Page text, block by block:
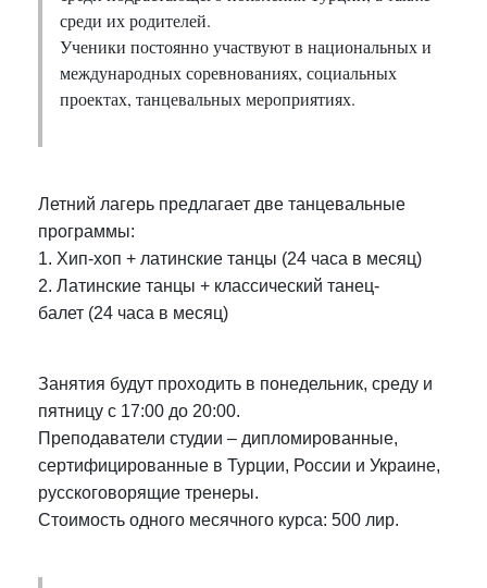
среди их родителей.
Ученики постоянно участвуют в национальных и
международных соревнованиях, социальных
проектах, танцевальных мероприятиях.
Летний лагерь предлагает две танцевальные
программы:
1. Хип-хоп + латинские танцы (24 часа в месяц)
2. Латинские танцы + классический танец-
балет (24 часа в месяц)
Занятия будут проходить в понедельник, среду и
пятницу с 17:00 до 20:00.
Преподаватели студии – дипломированные,
сертифицированные в Турции, России и Украине,
русскоговорящие тренеры.
Стоимость одного месячного курса: 500 лир.